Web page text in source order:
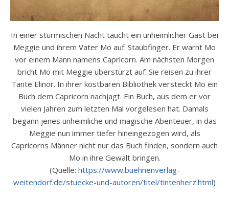
In einer stürmischen Nacht taucht ein unheimlicher Gast bei
Meggie und ihrem Vater Mo auf: Staubfinger. Er warnt Mo
vor einem Mann namens Capricorn. Am nächsten Morgen
bricht Mo mit Meggie überstürzt auf. Sie reisen zu ihrer
Tante Elinor. In ihrer kostbaren Bibliothek versteckt Mo ein
Buch dem Capricorn nachjagt. Ein Buch, aus dem er vor
vielen Jahren zum letzten Mal vorgelesen hat. Damals
begann jenes unheimliche und magische Abenteuer, in das
Meggie nun immer tiefer hineingezogen wird, als
Capricorns Männer nicht nur das Buch finden, sondern auch
Mo in ihre Gewalt bringen.
(Quelle: https://www.buehnenverlag-
weitendorf.de/stuecke-und-autoren/titel/tintenherz.html)